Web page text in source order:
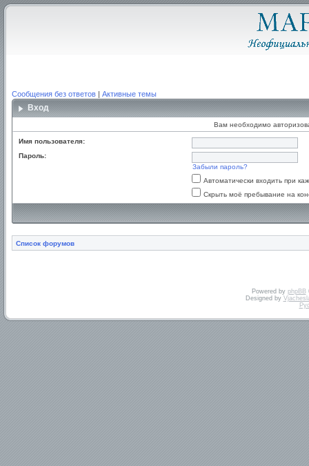
Сообщения без ответов | Активные темы
Вход
Вам необходимо
Имя пользователя:
Пароль:
Забыли пароль?
Автоматически входить при
Скрыть моё пребывание на
Список форумов
Powered by phpBB
Designed by